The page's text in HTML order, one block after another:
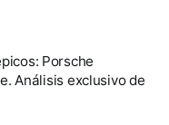
Porsche
Análisis exclusivo de